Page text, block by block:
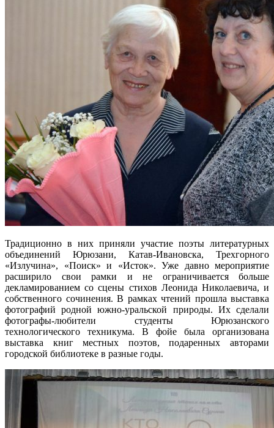
Традиционно в них приняли участие поэты литературных
объединений Юрюзани, Катав-Ивановска, Трехгорного
«Излучина», «Поиск» и «Исток». Уже давно мероприятие
расширило свои рамки и не ограничивается больше
декламированием со сцены стихов Леонида Николаевича, и
собственного сочинения. В рамках чтений прошла выставка
фотографий родной южно-уральской природы. Их сделали
фотографы-любители студенты Юрюзанского
технологического техникума. В фойе была организована
выставка книг местных поэтов, подаренных авторами
городской библиотеке в разные годы.